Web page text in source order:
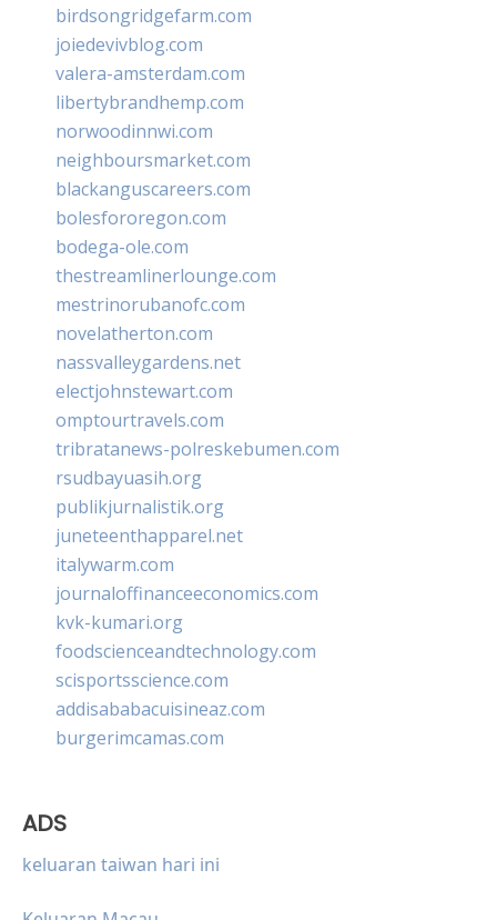
birdsongridgefarm.com
joiedevivblog.com
valera-amsterdam.com
libertybrandhemp.com
norwoodinnwi.com
neighboursmarket.com
blackanguscareers.com
bolesfororegon.com
bodega-ole.com
thestreamlinerlounge.com
mestrinorubanofc.com
novelatherton.com
nassvalleygardens.net
electjohnstewart.com
omptourtravels.com
tribratanews-polreskebumen.com
rsudbayuasih.org
publikjurnalistik.org
juneteenthapparel.net
italywarm.com
journaloffinanceeconomics.com
kvk-kumari.org
foodscienceandtechnology.com
scisportsscience.com
addisababacuisineaz.com
burgerimcamas.com
ADS
keluaran taiwan hari ini